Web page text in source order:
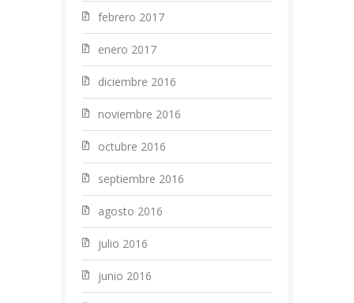
febrero 2017
enero 2017
diciembre 2016
noviembre 2016
octubre 2016
septiembre 2016
agosto 2016
julio 2016
junio 2016